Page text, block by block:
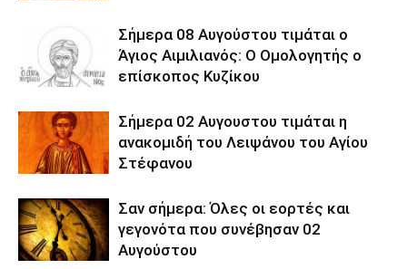
Σήμερα 08 Αυγούστου τιμάται ο
Άγιος Αιμιλιανός: Ο Ομολογητής ο
επίσκοπος Κυζίκου
Σήμερα 02 Αυγουστου τιμάται η
ανακομιδή του Λειψάνου του Αγίου
Στέφανου
Σαν σήμερα: Όλες οι εορτές και
γεγονότα που συνέβησαν 02
Αυγούστου